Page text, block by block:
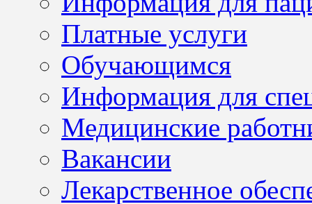
Платные услуги
Обучающимся
Информация для
Медицинские
Вакансии
Лекарственное